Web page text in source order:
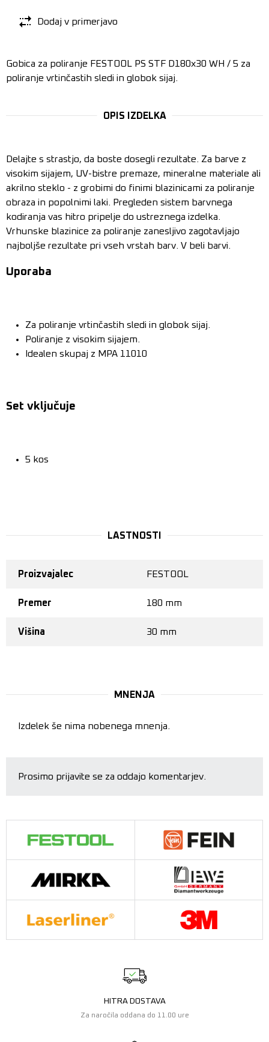
Dodaj v primerjavo
Gobica za poliranje FESTOOL PS STF D180x30 WH / 5 za
poliranje vrtinčastih sledi in globok sijaj.
OPIS IZDELKA
Delajte s strastjo, da boste dosegli rezultate. Za barve z
visokim sijajem, UV-bistre premaze, mineralne materiale ali
akrilno steklo - z grobimi do finimi blazinicami za poliranje
obraza in popolnimi laki. Pregleden sistem barvnega
kodiranja vas hitro pripelje do ustreznega izdelka.
Vrhunske blazinice za poliranje zanesljivo zagotavljajo
najboljše rezultate pri vseh vrstah barv. V beli barvi.
Uporaba
Za poliranje vrtinčastih sledi in globok sijaj.
Poliranje z visokim sijajem.
Idealen skupaj z MPA 11010
Set vključuje
5 kos
LASTNOSTI
Proizvajalec FESTOOL
Premer 180 mm
Višina 30 mm
MNENJA
Izdelek še nima nobenega mnenja.
Prosimo prijavite se za oddajo komentarjev.
HITRA DOSTAVA
Za naročila oddana do 11.00 ure